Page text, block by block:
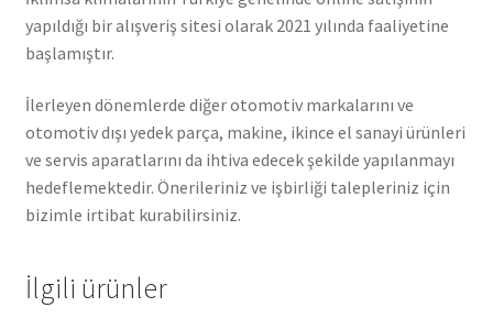
yapıldığı bir alışveriş sitesi olarak 2021 yılında faaliyetine
başlamıştır.
İlerleyen dönemlerde diğer otomotiv markalarını ve
otomotiv dışı yedek parça, makine, ikince el sanayi ürünleri
ve servis aparatlarını da ihtiva edecek şekilde yapılanmayı
hedeflemektedir. Önerileriniz ve işbirliği talepleriniz için
bizimle irtibat kurabilirsiniz.
İlgili ürünler